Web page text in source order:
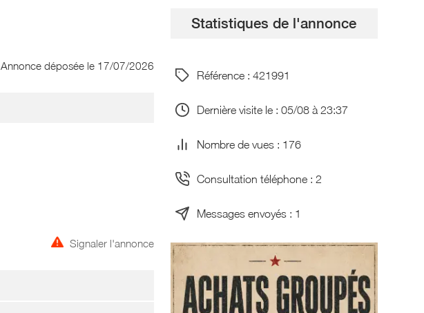
Annonce déposée le 17/07/2026
Signaler l'annonce
Statistiques de l'annonce
Référence : 421991
Dernière visite le : 05/08 à 23:37
Nombre de vues : 176
Consultation téléphone : 2
Messages envoyés : 1